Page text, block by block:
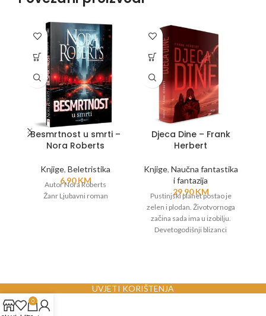
Besmrtnost u smrti –
Nora Roberts
Knjige, Beletristika
6,90KM
Autor Nora Roberts
Žanr Ljubavni roman
Djeca Dine – Frank
Herbert
Knjige, Naučna fantastika
i fantazija
29,90KM
Pustinjski planet postao je
zelen i plodan. Životvornoga
začina sada ima u izobilju.
Devetogodišnji blizanci
imperiju ne trebaju Mesije...
UVJETI KORIŠTENJA
0